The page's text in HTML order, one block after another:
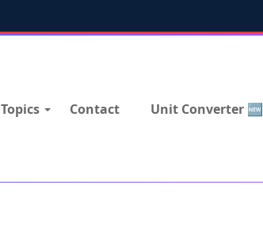
Topics Contact Unit Converter 🆕